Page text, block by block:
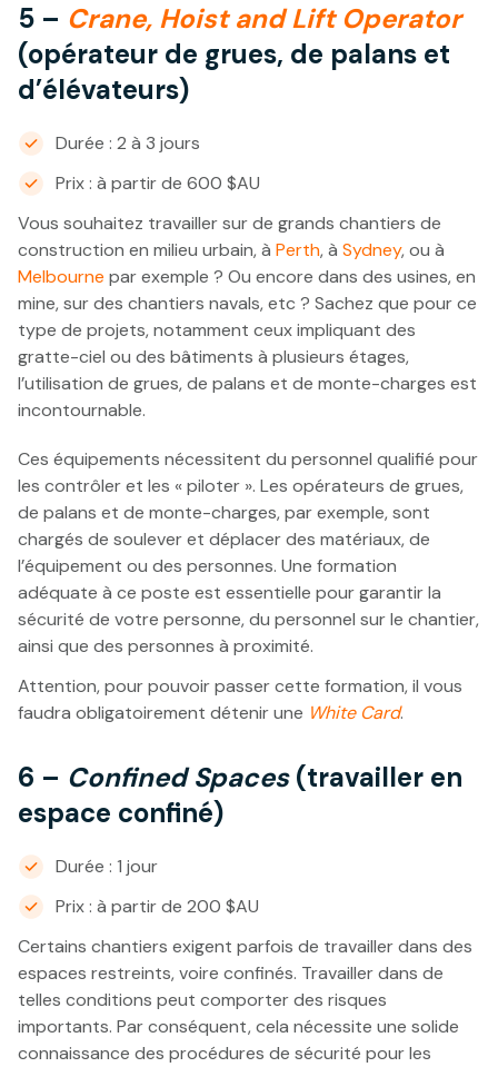
5 – Crane, Hoist and Lift Operator
(opérateur de grues, de palans et
d’élévateurs)
Durée : 2 à 3 jours
Prix : à partir de 600 $AU
Vous souhaitez travailler sur de grands chantiers de
construction en milieu urbain, à Perth, à Sydney, ou à
Melbourne par exemple ? Ou encore dans des usines, en
mine, sur des chantiers navals, etc ? Sachez que pour ce
type de projets, notamment ceux impliquant des
gratte-ciel ou des bâtiments à plusieurs étages,
l’utilisation de grues, de palans et de monte-charges est
incontournable.
Ces équipements nécessitent du personnel qualifié pour
les contrôler et les « piloter ». Les opérateurs de grues,
de palans et de monte-charges, par exemple, sont
chargés de soulever et déplacer des matériaux, de
l’équipement ou des personnes. Une formation
adéquate à ce poste est essentielle pour garantir la
sécurité de votre personne, du personnel sur le chantier,
ainsi que des personnes à proximité.
Attention, pour pouvoir passer cette formation, il vous
faudra obligatoirement détenir une White Card.
6 – Confined Spaces(travailler en
espace confiné)
Durée : 1 jour
Prix : à partir de 200 $AU
Certains chantiers exigent parfois de travailler dans des
espaces restreints, voire confinés. Travailler dans de
telles conditions peut comporter des risques
importants. Par conséquent, cela nécessite une solide
connaissance des procédures de sécurité pour les